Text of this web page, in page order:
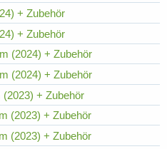
+ Zubehör
+ Zubehör
(2024) + Zubehör
(2024) + Zubehör
+ Zubehör
(2023) + Zubehör
(2023) + Zubehör